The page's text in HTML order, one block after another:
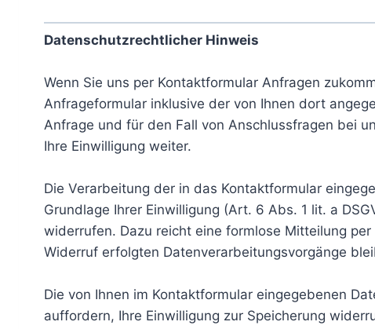
Datenschutzrechtlicher Hinweis
Wenn Sie uns per Kontaktformular Anfragen
Anfrageformular inklusive der von Ihnen dort
Anfrage und für den Fall von Anschlussfragen bei
Ihre Einwilligung weiter.
Die Verarbeitung der in das Kontaktformular
Grundlage Ihrer Einwilligung (Art. 6 Abs. 1 lit. a
widerrufen. Dazu reicht eine formlose Mitteilung
Widerruf erfolgten Datenverarbeitungsvorgänge
Die von Ihnen im Kontaktformular eingegebenen
auffordern, Ihre Einwilligung zur Speicherung